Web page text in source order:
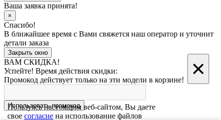
Пользуясь настоящим веб-сайтом, Вы даете
свое согласие на использование файлов
Ваша заявка принята!
×
Спасибо!
В ближайшее время с Вами свяжется наш оператор и уточнит
детали заказа
Закрыть окно
×
ВАМ СКИДКА!
Успейте! Время действия скидки:
Промокод действует только на эти модели в корзине!
Использовать промокод